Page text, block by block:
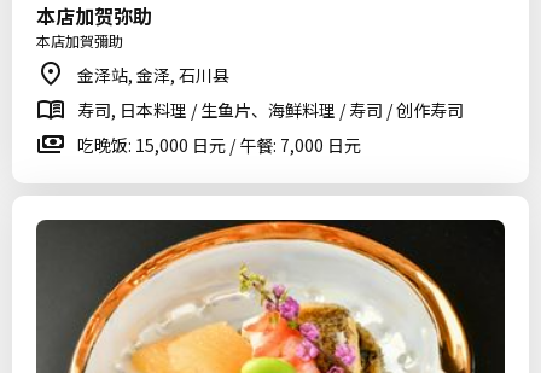
本店加贺弥助
本店加賀彌助
金泽站, 金泽, 石川县
寿司, 日本料理 / 生鱼片、海鲜料理 / 寿司 / 创作寿司
吃晚饭: 15,000 日元 / 午餐: 7,000 日元